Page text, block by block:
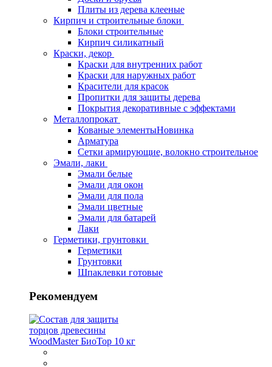
Плиты из дерева клееные
Кирпич и строительные блоки
Блоки строительные
Кирпич силикатный
Краски, декор
Краски для внутренних работ
Краски для наружных работ
Красители для красок
Пропитки для защиты дерева
Покрытия декоративные с эффектами
Металлопрокат
Кованые элементыНовинка
Арматура
Сетки армирующие, волокно строительное
Эмали, лаки
Эмали белые
Эмали для окон
Эмали для пола
Эмали цветные
Эмали для батарей
Лаки
Герметики, грунтовки
Герметики
Грунтовки
Шпаклевки готовые
Рекомендуем